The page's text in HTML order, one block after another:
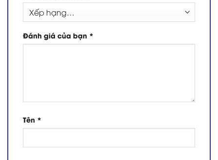
Đánh giá của bạn *
Tên *